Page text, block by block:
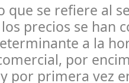
que se refiere al
precios se han
a la
por
por primera vez